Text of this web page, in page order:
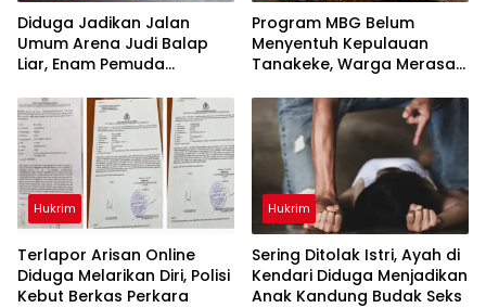
Diduga Jadikan Jalan
Umum Arena Judi Balap
Liar, Enam Pemuda
Gowa
Program MBG Belum
Menyentuh Kepulauan
Tanakeke, Warga Merasa
Hukrim
Terlapor Arisan Online
Diduga Melarikan Diri, Polisi
Kebut Berkas Perkara
Hukrim
Sering Ditolak Istri, Ayah di
Kendari Diduga Menjadikan
Anak Kandung Budak Seks